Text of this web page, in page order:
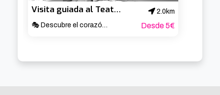
Visita guiada al Teatro Arriaga
2.0km
🎭 Descubre el corazón cultural de Bilbao ✨
Desde 5€